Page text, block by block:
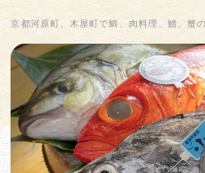
京都河原町、木屋町で鯛、肉料理、鱧、蟹